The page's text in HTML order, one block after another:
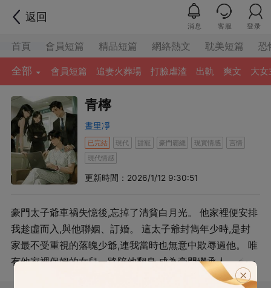
返回
消息 客服 登录
首頁 會員短篇 精品短篇 網絡熱文 耽美短篇 恐
全部 會員短篇 追妻火葬場 打臉虐渣 出軌 爽文 大女
青檸
晝里凈
已完結 現代 甜寵 豪門霸總 現實情感
言情
現代情感
更新時間：2026/1/12 9:30:51
豪門太子爺車禍失憶後,忘掉了清貧白月光。 他家裡便安排
我趁虛而入,與他聯姻、訂婚。 這太子爺封雋年少時,是封
家最不受重視的落魄少爺,連我當時也無意中欺辱過他。 唯
有他家裡保姆的女兒一路陪他翻身,成為豪門繼承人。 命運
卻陰錯陽差。 封雋失憶後,我從不提他忘掉的這些過去,合